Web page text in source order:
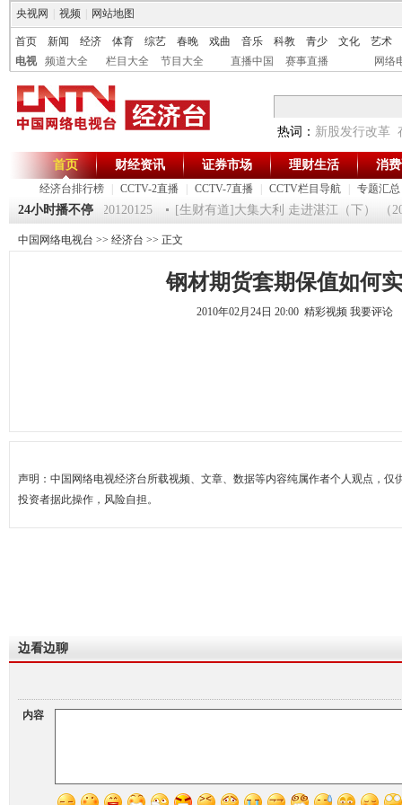
央视网 视频 网站地图
首页 新闻 经济 体育 综艺 春晚 戏曲 音乐 科教 青少 文化
艺术
电视
频道大全 栏目大全 节目大全 直播中国 赛事直播 网络
热词： 新股发行改革
首页
经济台排行榜 CCTV-2直播 CCTV-7直播 CCTV栏目导航 专题汇总
财经资讯 证券市场 理财生活 消
24小时播不停
《第一时间》 20120125 [生财有道]大集大利 走进湛江（下） （
中国网络电视台 >> 经济台 >> 正文
钢材期货套期保值如何
2010年02月24日 20:00 精彩视频 我要评论
声明：中国网络电视经济台所载视频、文章、数据等内容纯属作者个人观点，仅
投资者据此操作，风险自担。
边看边聊
内容